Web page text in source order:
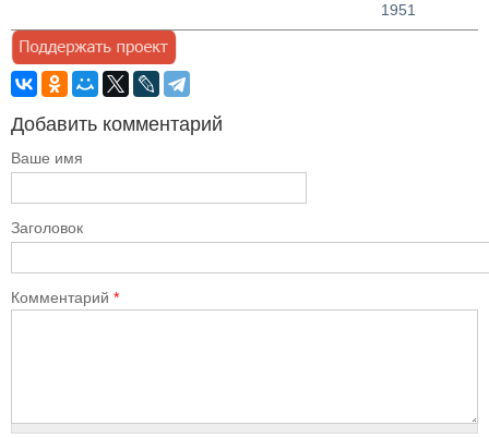
1951
Добавить комментарий
Ваше имя
Заголовок
Комментарий *